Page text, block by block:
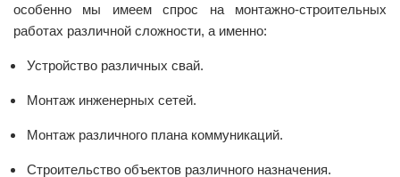
особенно мы имеем спрос на монтажно-строительных
работах различной сложности, а именно:
Устройство различных свай.
Монтаж инженерных сетей.
Монтаж различного плана коммуникаций.
Строительство объектов различного назначения.